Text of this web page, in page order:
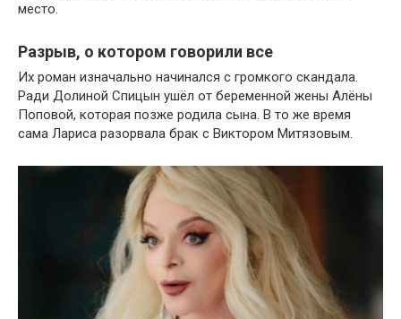
место.
Разрыв, о котором говорили все
Их роман изначально начинался с громкого скандала.
Ради Долиной Спицын ушёл от беременной жены Алёны
Поповой, которая позже родила сына. В то же время
сама Лариса разорвала брак с Виктором Митязовым.